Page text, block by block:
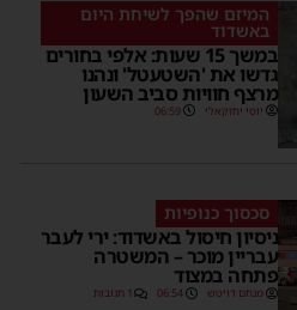
המיזם שהפך לשיחת היום
באשדוד
במשך 15 שעות: אלפי בחורים
גדשו את 'השטעטל' ונהנו
מרצף חוויות סביב השעון
יוסי יחזקאלי 06:59
סכסוך כנופיות
ניסיון חיסול באשדוד: ירי לעבר
עבריין מוכר – המשטרה
פתחה במצוד
מנחם דויטש 06:54 1 תגובות